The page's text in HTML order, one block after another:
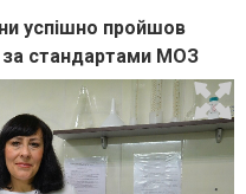
успішно пройшов
за стандартами МОЗ